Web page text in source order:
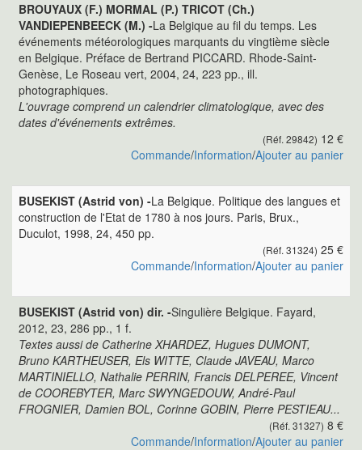
BROUYAUX (F.) MORMAL (P.) TRICOT (Ch.)
VANDIEPENBEECK (M.) -La Belgique au fil du temps. Les
événements météorologiques marquants du vingtième siècle
en Belgique. Préface de Bertrand PICCARD. Rhode-Saint-
Genèse, Le Roseau vert, 2004, 24, 223 pp., ill.
photographiques.
L'ouvrage comprend un calendrier climatologique, avec des
dates d'événements extrêmes.
(Réf. 29842) 12 €
Commande/Information/Ajouter au panier
BUSEKIST (Astrid von) -La Belgique. Politique des langues et
construction de l'Etat de 1780 à nos jours. Paris, Brux.,
Duculot, 1998, 24, 450 pp.
(Réf. 31324) 25 €
Commande/Information/Ajouter au panier
BUSEKIST (Astrid von) dir. -Singulière Belgique. Fayard,
2012, 23, 286 pp., 1 f.
Textes aussi de Catherine XHARDEZ, Hugues DUMONT,
Bruno KARTHEUSER, Els WITTE, Claude JAVEAU, Marco
MARTINIELLO, Nathalie PERRIN, Francis DELPEREE, Vincent
de COOREBYTER, Marc SWYNGEDOUW, André-Paul
FROGNIER, Damien BOL, Corinne GOBIN, Pierre PESTIEAU...
(Réf. 31327) 8 €
Commande/Information/Ajouter au panier